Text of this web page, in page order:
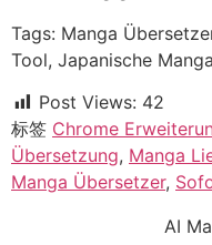
Tags: Manga
Tool, Japanische Manga
Post Views: 42
标签 Chrome
Übersetzung, Manga
Manga Übersetzer,
AI